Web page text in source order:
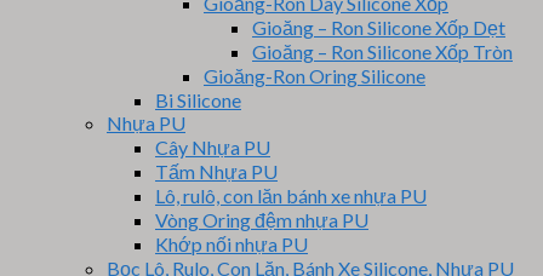
Gioăng – Ron Silicone Xốp Dẹt
Gioăng – Ron Silicone Xốp Tròn
Gioăng-Ron Oring Silicone
Bi Silicone
Nhựa PU
Cây Nhựa PU
Tấm Nhựa PU
Lô, rulô, con lăn bánh xe nhựa PU
Vòng Oring đệm nhựa PU
Khớp nối nhựa PU
Bọc Lô, Rulo, Con Lăn, Bánh Xe Silicone, Nhựa PU